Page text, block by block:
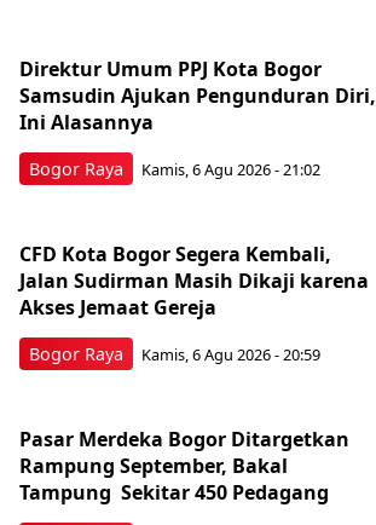
Bogor Raya
Direktur Umum PPJ Kota Bogor
Samsudin Ajukan Pengunduran Diri,
Ini Alasannya
Kamis, 6 Agu 2026 - 21:02
Bogor Raya
CFD Kota Bogor Segera Kembali,
Jalan Sudirman Masih Dikaji karena
Akses Jemaat Gereja
Kamis, 6 Agu 2026 - 20:59
Pasar Merdeka Bogor Ditargetkan
Rampung September, Bakal
Tampung Sekitar 450 Pedagang